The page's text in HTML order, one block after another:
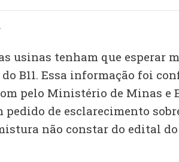
usinas tenham que esperar
B11. Essa informação foi
pelo Ministério de Minas e
pedido de esclarecimento
não constar do edital do